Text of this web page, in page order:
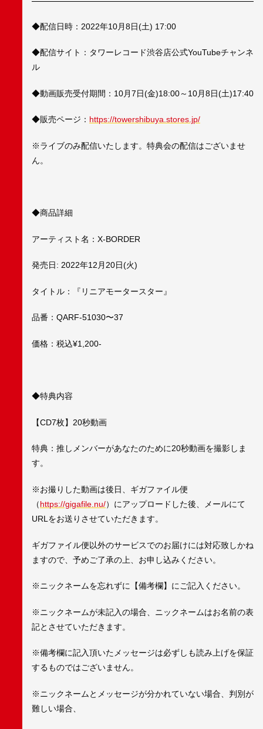
◆配信日時：2022年10月8日(土) 17:00
◆配信サイト：タワーレコード渋谷店公式YouTubeチャンネ
ル
◆動画販売受付期間：10月7日(金)18:00～10月8日(土)17:40
◆販売ページ： https://towershibuya.stores.jp/
※ライブのみ配信いたします。特典会の配信はございませ
ん。
◆商品詳細
アーティスト名：X-BORDER
発売日: 2022年12月20日(火)
タイトル：『リニアモータースター』
品番：QARF-51030〜37
価格：税込¥1,200-
◆特典内容
【CD7枚】20秒動画
特典：推しメンバーがあなたのために20秒動画を撮影しま
す。
※お撮りした動画は後日、ギガファイル便
（https://gigafile.nu/）にアップロードした後、メールにて
URLをお送りさせていただきます。
ギガファイル便以外のサービスでのお届けには対応致しかね
ますので、予めご了承の上、お申し込みください。
※ニックネームを忘れずに【備考欄】にご記入ください。
※ニックネームが未記入の場合、ニックネームはお名前の表
記とさせていただきます。
※備考欄に記入頂いたメッセージは必ずしも読み上げを保証
するものではございません。
※ニックネームとメッセージが分かれていない場合、判別が
難しい場合、